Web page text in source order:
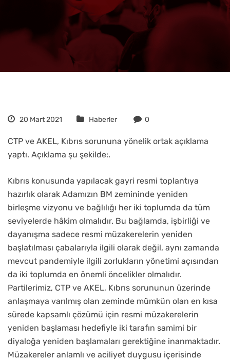
20 Mart 2021 Haberler 0
CTP ve AKEL, Kıbrıs sorununa yönelik ortak açıklama
yaptı. Açıklama şu şekilde:.
Kıbrıs konusunda yapılacak gayri resmi toplantıya
hazırlık olarak Adamızın BM zemininde yeniden
birleşme vizyonu ve bağlılığı her iki toplumda da tüm
seviyelerde hâkim olmalıdır. Bu bağlamda, işbirliği ve
dayanışma sadece resmi müzakerelerin yeniden
başlatılması çabalarıyla ilgili olarak değil, aynı zamanda
mevcut pandemiyle ilgili zorlukların yönetimi açısından
da iki toplumda en önemli öncelikler olmalıdır.
Partilerimiz, CTP ve AKEL, Kıbrıs sorununun üzerinde
anlaşmaya varılmış olan zeminde mümkün olan en kısa
sürede kapsamlı çözümü için resmi müzakerelerin
yeniden başlaması hedefiyle iki tarafın samimi bir
diyaloğa yeniden başlamaları gerektiğine inanmaktadır.
Müzakereler anlamlı ve aciliyet duygusu içerisinde